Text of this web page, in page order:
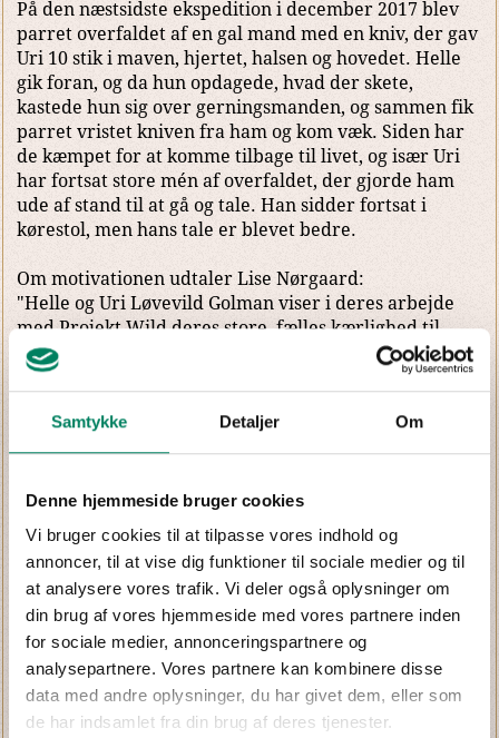
Samtykke Detaljer Om
Denne hjemmeside bruger cookies
Vi bruger cookies til at tilpasse vores indhold og
annoncer, til at vise dig funktioner til sociale medier og til
at analysere vores trafik. Vi deler også oplysninger om
din brug af vores hjemmeside med vores partnere inden
for sociale medier, annonceringspartnere og
analysepartnere. Vores partnere kan kombinere disse
data med andre oplysninger, du har givet dem, eller som
de har indsamlet fra din brug af deres tjenester.
På den næstsidste ekspedition i december 2017 blev
parret overfaldet af en gal mand med en kniv, der gav
Uri 10 stik i maven, hjertet, halsen og hovedet. Helle
gik foran, og da hun opdagede, hvad der skete,
kastede hun sig over gerningsmanden, og sammen fik
parret vristet kniven fra ham og kom væk. Siden har
de kæmpet for at komme tilbage til livet, og især Uri
har fortsat store mén af overfaldet, der gjorde ham
ude af stand til at gå og tale. Han sidder fortsat i
kørestol, men hans tale er blevet bedre.
Om motivationen udtaler Lise Nørgaard:
"Helle og Uri Løvevild Golman viser i deres arbejde
med Projekt Wild deres store, fælles kærlighed til
naturen, og projektet viser, hvor vigtigt det er, at vi
fortsat beskytter og bevarer verdens vilde natur og
deres fortsatte arbejde med oprettelsen af parrets
fond og udgivelsen af Wild-bogen."
Nørgaard Legatet, der skal bruges til deres fortsatte
arbejde på Projekt Wild.
"Det fine legat vi modtager, vil indgå i de 300.000 kr.,
som vi arbejder på at skrabe sammen som det
lovpligtige indskud i stiftelsen af en fond. Fondens
første opgave er at få udgivet WILD-bogen, der vil
være en platform for budskabet. Derudover vil
fonden arbejde direkte med at rejse penge til